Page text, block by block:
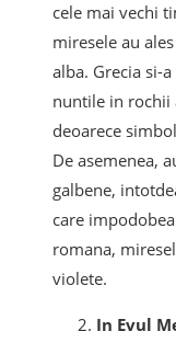
cele mai vechi
miresele au
alba. Grecia si-
nuntile in rochii
deoarece
De asemenea,
galbene,
care
romana,
violete.
In Evul